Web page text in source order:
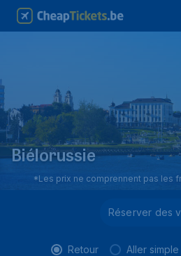
Biélorussie
*Les prix ne comprennent pas les
Réserver des
Retour Aller simple